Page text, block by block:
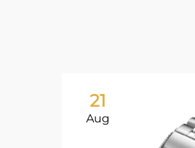
21
Aug